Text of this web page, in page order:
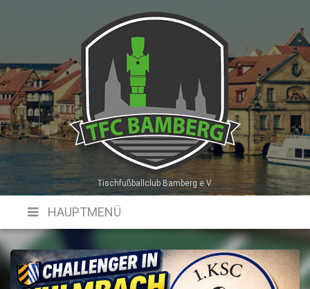
Tischfußballclub Bamberg e.V.
HAUPTMENÜ